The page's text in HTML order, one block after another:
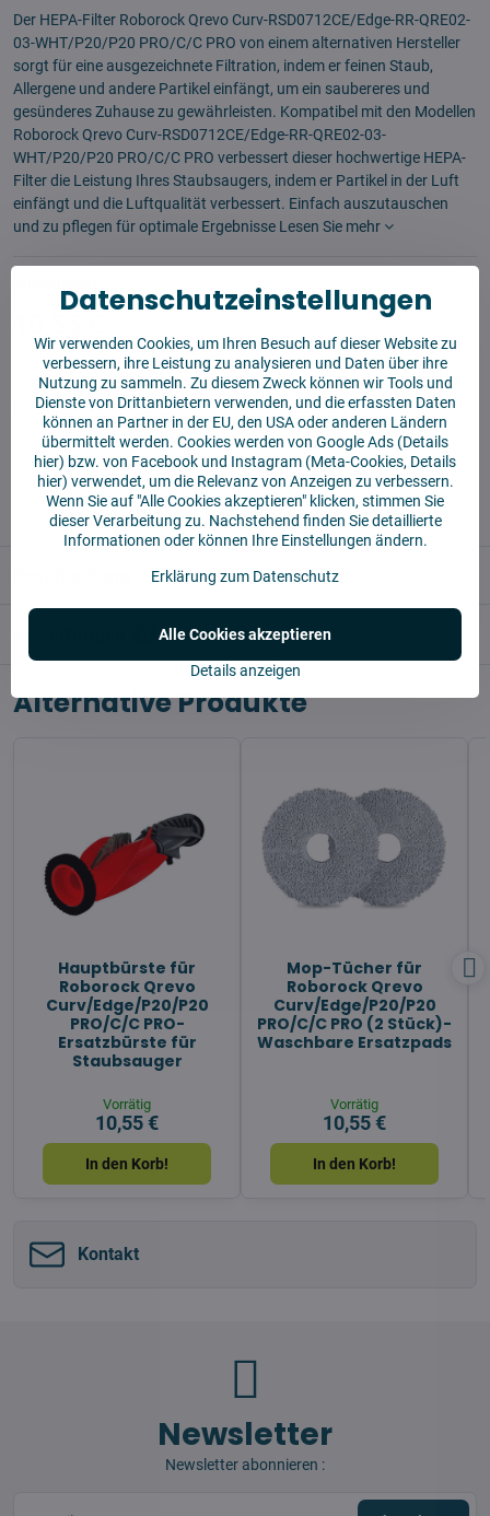
Der HEPA-Filter Roborock Qrevo Curv-RSD0712CE/Edge-RR-QRE02-
03-WHT/P20/P20 PRO/C/C PRO von einem alternativen Hersteller
sorgt für eine ausgezeichnete Filtration, indem er feinen Staub,
Allergene und andere Partikel einfängt, um ein saubereres und
gesünderes Zuhause zu gewährleisten. Kompatibel mit den Modellen
Roborock Qrevo Curv-RSD0712CE/Edge-RR-QRE02-03-
WHT/P20/P20 PRO/C/C PRO verbessert dieser hochwertige HEPA-
Filter die Leistung Ihres Staubsaugers, indem er Partikel in der Luft
einfängt und die Luftqualität verbessert. Einfach auszutauschen
und zu pflegen für optimale Ergebnisse Lesen Sie mehr
Watchdog Sendungen
Produzent:Aftermarket
✅ Sofort versandfertig
✅ KOSTENLOSE Lieferung ab 55 EUR
✅14 Tage für die Rücksendung der Ware
Alternative Produkte
Hauptbürste für
Roborock Qrevo
Curv/Edge/P20/P20
PRO/C/C PRO-
Ersatzbürste für
Staubsauger
Vorrätig
10,55 €
In den Korb!
Mop-Tücher für
Roborock Qrevo
Curv/Edge/P20/P20
PRO/C/C PRO (2 Stück)-
Waschbare Ersatzpads
Vorrätig
10,55 €
In den Korb!
Kontakt
Newsletter
Newsletter abonnieren :
Datenschutzeinstellungen
Wir verwenden Cookies, um Ihren Besuch auf dieser Website zu
verbessern, ihre Leistung zu analysieren und Daten über ihre
Nutzung zu sammeln. Zu diesem Zweck können wir Tools und
Dienste von Drittanbietern verwenden, und die erfassten Daten
können an Partner in der EU, den USA oder anderen Ländern
übermittelt werden. Cookies werden von Google Ads (Details
hier) bzw. von Facebook und Instagram (Meta-Cookies, Details
hier) verwendet, um die Relevanz von Anzeigen zu verbessern.
Wenn Sie auf "Alle Cookies akzeptieren" klicken, stimmen Sie
dieser Verarbeitung zu. Nachstehend finden Sie detaillierte
Informationen oder können Ihre Einstellungen ändern.
Erklärung zum Datenschutz
Details anzeigen
Alle Cookies akzeptieren